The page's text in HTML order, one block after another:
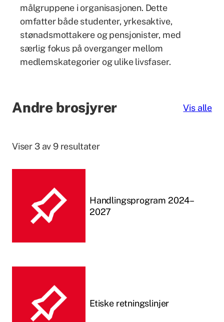
målgruppene i organisasjonen. Dette
omfatter både studenter, yrkesaktive,
stønadsmottakere og pensjonister, med
særlig fokus på overganger mellom
medlemskategorier og ulike livsfaser.
Andre brosjyrer Vis alle
Viser 3 av 9 resultater
Handlingsprogram 2024–
2027
Etiske retningslinjer